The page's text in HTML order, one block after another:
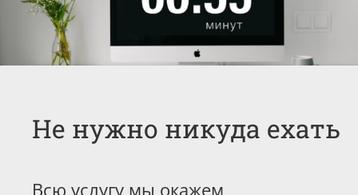
Не нужно никуда ехать
Всю услугу мы окажем